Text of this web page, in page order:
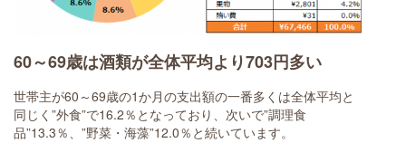
60～69歳は酒類が全体平均より703円多い
世帯主が60～69歳の1か月の支出額の一番多くは全体平均と
同じく”外食”で16.2％となっており、次いで”調理食
品”13.3％、”野菜・海藻”12.0％と続いています。